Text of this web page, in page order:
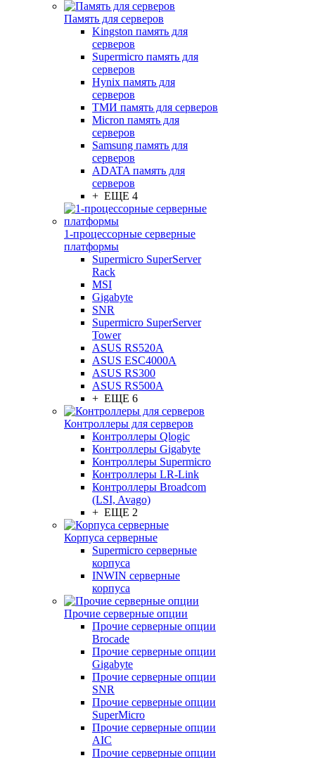
Память для серверов
Kingston память для
серверов
Supermicro память для
серверов
Hynix память для
серверов
ТМИ память для серверов
Micron память для
серверов
Samsung память для
серверов
ADATA память для
серверов
+ ЕЩЕ 4
1-процессорные серверные
платформы
Supermicro SuperServer
Rack
MSI
Gigabyte
SNR
Supermicro SuperServer
Tower
ASUS RS520A
ASUS ESC4000A
ASUS RS300
ASUS RS500A
+ ЕЩЕ 6
Контроллеры для серверов
Контроллеры Qlogic
Контроллеры Gigabyte
Контроллеры Supermicro
Контроллеры LR-Link
Контроллеры Broadcom
(LSI, Avago)
+ ЕЩЕ 2
Корпуса серверные
Supermicro серверные
корпуса
INWIN серверные
корпуса
Прочие серверные опции
Прочие серверные опции
Brocade
Прочие серверные опции
Gigabyte
Прочие серверные опции
SNR
Прочие серверные опции
SuperMicro
Прочие серверные опции
AIC
Прочие серверные опции